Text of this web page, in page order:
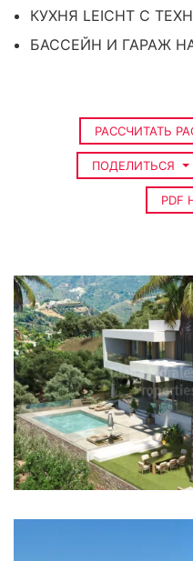
КУХНЯ LEICHT С
БАССЕЙН И ГАРАЖ
РАССЧИТАТЬ
ПОДЕЛИТЬСЯ
PDF